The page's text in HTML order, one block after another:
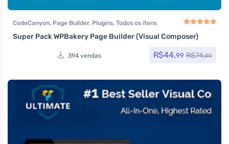
CodeCanyon, Page Builder, Plugins, Todos os itens
Avaliação
Super Pack WPBakery Page Builder (Visual Composer)
394 vendas R$44,99 R$74,99